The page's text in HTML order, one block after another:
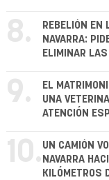
8.
REBELIÓN EN
NAVARRA:
ELIMINAR
9.
EL
UNA
ATENCIÓN
10. UN CAMIÓN
NAVARRA
KILÓMETROS